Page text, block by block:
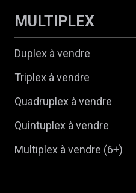
MULTIPLEX
Duplex à vendre
Triplex à vendre
Quadruplex à vendre
Quintuplex à vendre
Multiplex à vendre (6+)